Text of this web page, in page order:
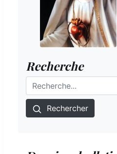
Recherche
Rechercher